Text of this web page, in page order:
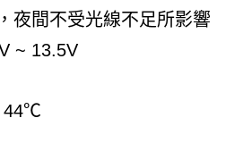
夜間不受光線不足所影響
~ 13.5V
44℃